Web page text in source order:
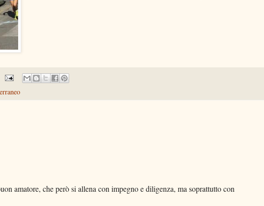
amatore, che però si allena con impegno e diligenza, ma soprattutto con